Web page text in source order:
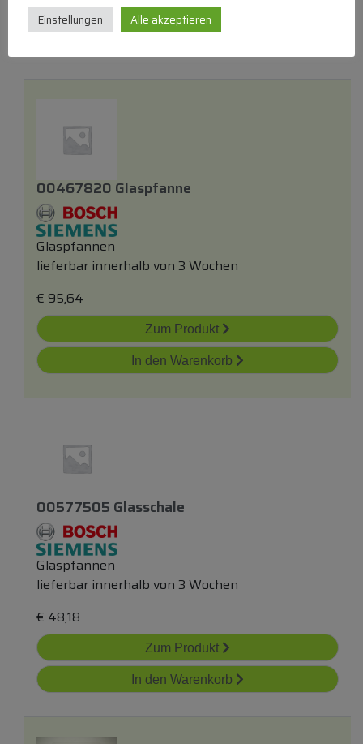
Zum Produkt
00467820 Glaspfanne
Glaspfannen
lieferbar innerhalb von 3 Wochen
€ 95,64
Zum Produkt
In den Warenkorb
00577505 Glasschale
Glaspfannen
lieferbar innerhalb von 3 Wochen
€ 48,18
Zum Produkt
In den Warenkorb
Einstellungen Alle akzeptieren